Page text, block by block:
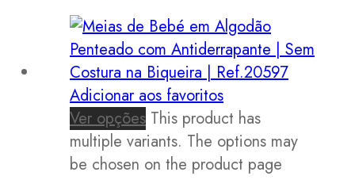
Adicionar aos favoritos
Ver opções This product has
multiple variants. The options may
be chosen on the product page